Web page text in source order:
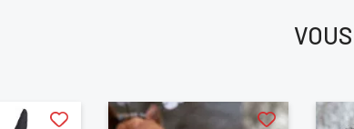
VOUS
Vous devez être connecté